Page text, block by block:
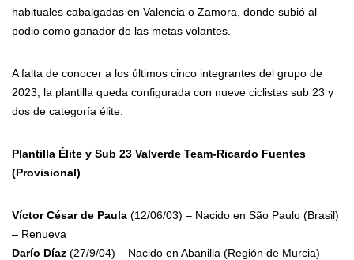
habituales cabalgadas en Valencia o Zamora, donde subió al
podio como ganador de las metas volantes.
A falta de conocer a los últimos cinco integrantes del grupo de
2023, la plantilla queda configurada con nueve ciclistas sub 23 y
dos de categoría élite.
Plantilla Élite y Sub 23 Valverde Team-Ricardo Fuentes
(Provisional)
Víctor César de Paula (12/06/03) – Nacido en São Paulo (Brasil)
– Renueva
Darío Díaz (27/9/04) – Nacido en Abanilla (Región de Murcia) –